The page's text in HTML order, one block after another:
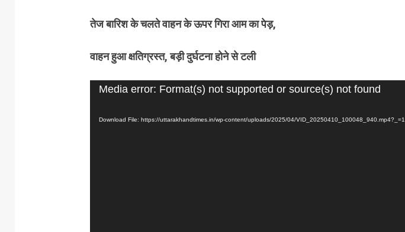
तेज बारिश के चलते वाहन के ऊपर गिरा आम का पेड़,
वाहन हुआ क्षतिग्रस्त, बड़ी दुर्घटना होने से टली
Video
Media error: Format(s) not supported or source(s) not found
Download File: https://uttarakhandtimes.in/wp-content/uploads/2025/04/VID_20250410_100048_940.mp4?_=1